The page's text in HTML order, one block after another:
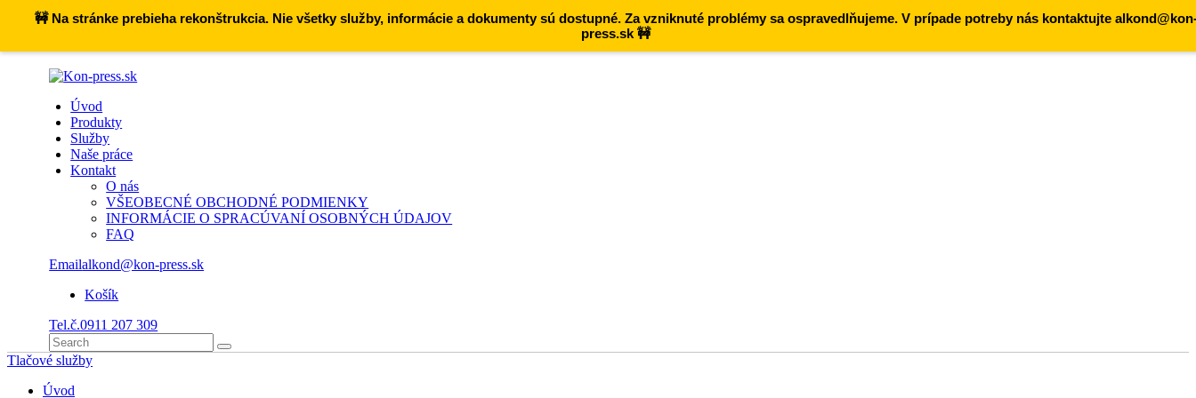
🚧 Na stránke prebieha rekonštrukcia. Nie všetky služby, informácie a dokumenty sú dostupné. Za vzniknuté problémy sa ospravedlňujeme. V prípade potreby nás kontaktujte
press.sk 🚧
Úvod
Produkty
Služby
Naše práce
Kontakt
O nás
VŠEOBECNÉ OBCHODNÉ PODMIENKY
INFORMÁCIE O SPRACÚVANÍ OSOBNÝCH ÚDAJOV
FAQ
Emailalkond@kon-press.sk
Košík
Tel.č.0911 207 309
Tlačové služby
Úvod